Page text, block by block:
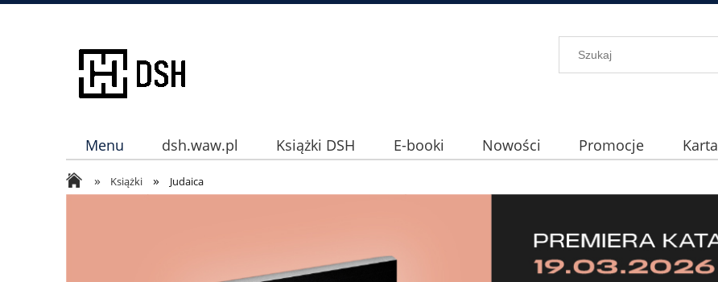
Menu dsh.waw.pl Książki DSH E-booki Nowości Promocje Karta
Instagram
» Książki » Judaica